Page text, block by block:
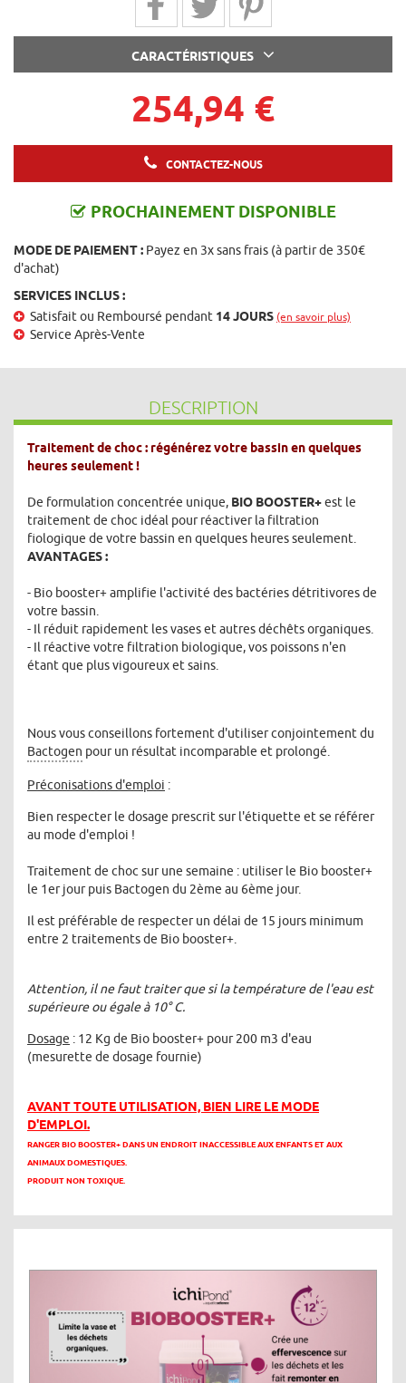
CARACTÉRISTIQUES
254,94 €
CONTACTEZ-NOUS
PROCHAINEMENT DISPONIBLE
MODE DE PAIEMENT : Payez en 3x sans frais (à partir de 350€
d'achat)
SERVICES INCLUS :
Satisfait ou Remboursé pendant 14 JOURS (en savoir plus)
Service Après-Vente
DESCRIPTION
Traitement de choc : régénérez votre bassin en quelques
heures seulement !
De formulation concentrée unique, BIO BOOSTER+est le
traitement de choc idéal pour réactiver la filtration
fiologique de votre bassin en quelques heures seulement.
AVANTAGES :
- Bio booster+ amplifie l'activité des bactéries détritivores de
votre bassin.
- Il réduit rapidement les vases et autres déchêts organiques.
- Il réactive votre filtration biologique, vos poissons n'en
étant que plus vigoureux et sains.
Nous vous conseillons fortement d'utiliser conjointement du
Bactogen pour un résultat incomparable et prolongé.
Préconisations d'emploi :
Bien respecter le dosage prescrit sur l'étiquette et se référer
au mode d'emploi !
Traitement de choc sur une semaine : utiliser le Bio booster+
le 1er jour puis Bactogen du 2ème au 6ème jour.
Il est préférable de respecter un délai de 15 jours minimum
entre 2 traitements de Bio booster+.
Attention, il ne faut traiter que si la température de l'eau est
supérieure ou égale à 10° C.
Dosage : 12 Kg de Bio booster+ pour 200 m3 d'eau
(mesurette de dosage fournie)
AVANT TOUTE UTILISATION, BIEN LIRE LE MODE
D'EMPLOI.
RANGER BIO BOOSTER+ DANS UN ENDROIT INACCESSIBLE AUX ENFANTS ET AUX
ANIMAUX DOMESTIQUES.
PRODUIT NON TOXIQUE.